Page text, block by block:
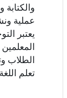
والكتابة
عملية
يعتبر
الطلاب
تعلم